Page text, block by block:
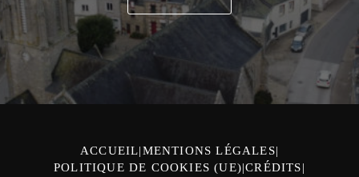
ACCUEIL MENTIONS LÉGALES
POLITIQUE DE COOKIES (UE) CRÉDITS